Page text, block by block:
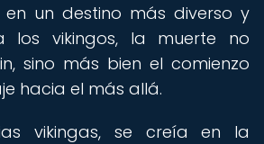
en un destino más diverso y
los vikingos, la muerte no
sino más bien el comienzo
hacia el más allá.
vikingas, se creía en la